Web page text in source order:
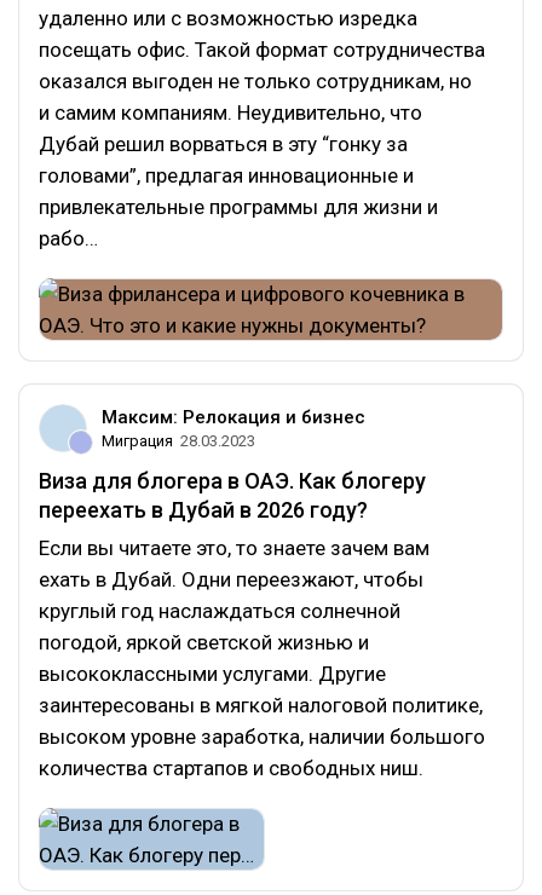
удаленно или с возможностью изредка
посещать офис. Такой формат сотрудничества
оказался выгоден не только сотрудникам, но
и самим компаниям. Неудивительно, что
Дубай решил ворваться в эту “гонку за
головами”, предлагая инновационные и
привлекательные программы для жизни и
рабо…
Максим: Релокация и бизнес
Миграция 28.03.2023
Виза для блогера в ОАЭ. Как блогеру
переехать в Дубай в 2026 году?
Если вы читаете это, то знаете зачем вам
ехать в Дубай. Одни переезжают, чтобы
круглый год наслаждаться солнечной
погодой, яркой светской жизнью и
высококлассными услугами. Другие
заинтересованы в мягкой налоговой политике,
высоком уровне заработка, наличии большого
количества стартапов и свободных ниш.